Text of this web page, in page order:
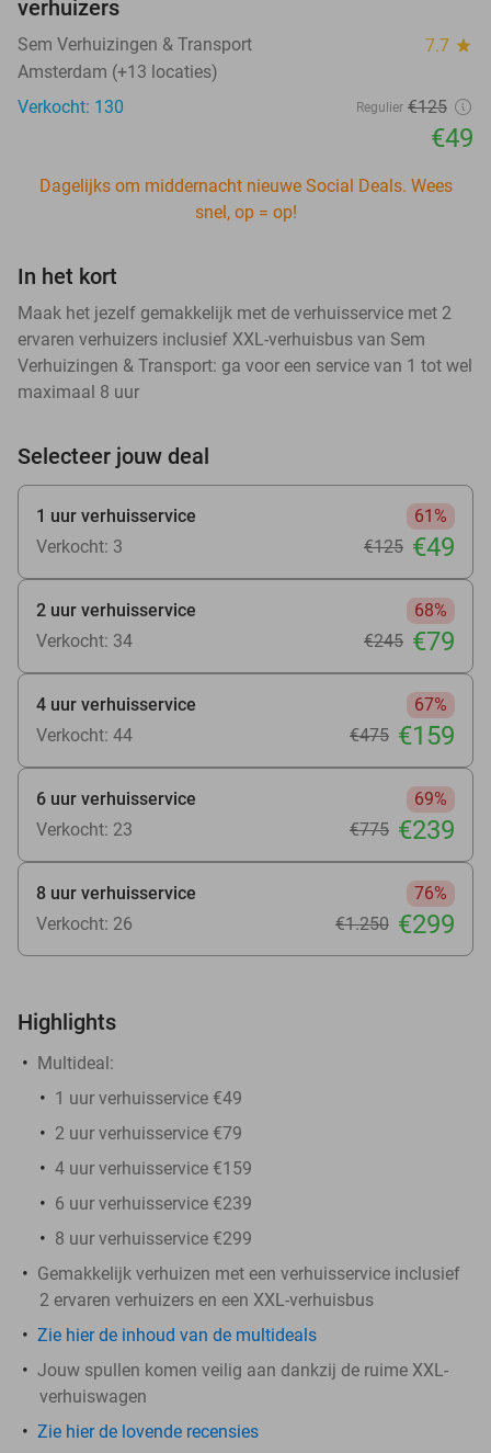
verhuizers
Sem Verhuizingen & Transport 7.7 star
Amsterdam (+13 locaties)
Verkocht: 130
Regulier €125
€49
Dagelijks om middernacht nieuwe Social Deals. Wees
snel, op = op!
In het kort
Maak het jezelf gemakkelijk met de verhuisservice met 2
ervaren verhuizers inclusief XXL-verhuisbus van Sem
Verhuizingen & Transport: ga voor een service van 1 tot wel
maximaal 8 uur
Selecteer jouw deal
1 uur verhuisservice
61%
Verkocht: 3
€125 €49
2 uur verhuisservice
68%
Verkocht: 34
€245 €79
4 uur verhuisservice
67%
Verkocht: 44
€475 €159
6 uur verhuisservice
69%
Verkocht: 23
€775 €239
8 uur verhuisservice
76%
Verkocht: 26
€1.250 €299
Highlights
Multideal:
1 uur verhuisservice €49
2 uur verhuisservice €79
4 uur verhuisservice €159
6 uur verhuisservice €239
8 uur verhuisservice €299
Gemakkelijk verhuizen met een verhuisservice inclusief
2 ervaren verhuizers en een XXL-verhuisbus
Zie hier de inhoud van de multideals
Jouw spullen komen veilig aan dankzij de ruime XXL-
verhuiswagen
Zie hier de lovende recensies